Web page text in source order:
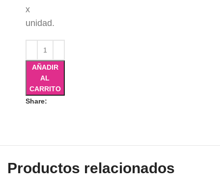
x
unidad.
AÑADIR
AL
CARRITO
Share:
Productos relacionados